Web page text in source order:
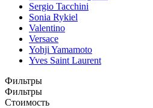
Sergio Tacchini
Sonia Rykiel
Valentino
Versace
Yohji Yamamoto
Yves Saint Laurent
Фильтры
Фильтры
Стоимость